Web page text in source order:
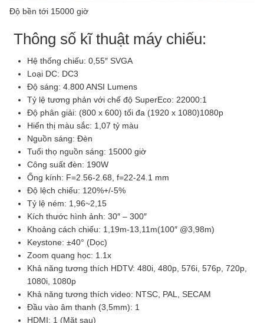
Độ bền tới 15000 giờ
Thông số kĩ thuật máy chiếu:
Hệ thống chiếu: 0,55″ SVGA
Loại DC: DC3
Độ sáng: 4.800 ANSI Lumens
Tỷ lệ tương phản với chế độ SuperEco: 22000:1
Độ phân giải: (800 x 600) tối đa (1920 x 1080)1080p
Hiển thị màu sắc: 1,07 tỷ màu
Nguồn sáng: Đèn
Tuổi thọ nguồn sáng: 15000 giờ
Công suất đèn: 190W
Ống kính: F=2.56-2.68, f=22-24.1 mm
Độ lệch chiếu: 120%+/-5%
Tỷ lệ ném: 1,96~2,15
Kích thước hình ảnh: 30″ – 300″
Khoảng cách chiếu: 1,19m-13,11m(100″ @3,98m)
Keystone: ±40° (Dọc)
Zoom quang học: 1.1x
Khả năng tương thích HDTV: 480i, 480p, 576i, 576p, 720p,
1080i, 1080p
Khả năng tương thích video: NTSC, PAL, SECAM
Đầu vào âm thanh (3,5mm): 1
HDMI: 1 (Mặt sau)